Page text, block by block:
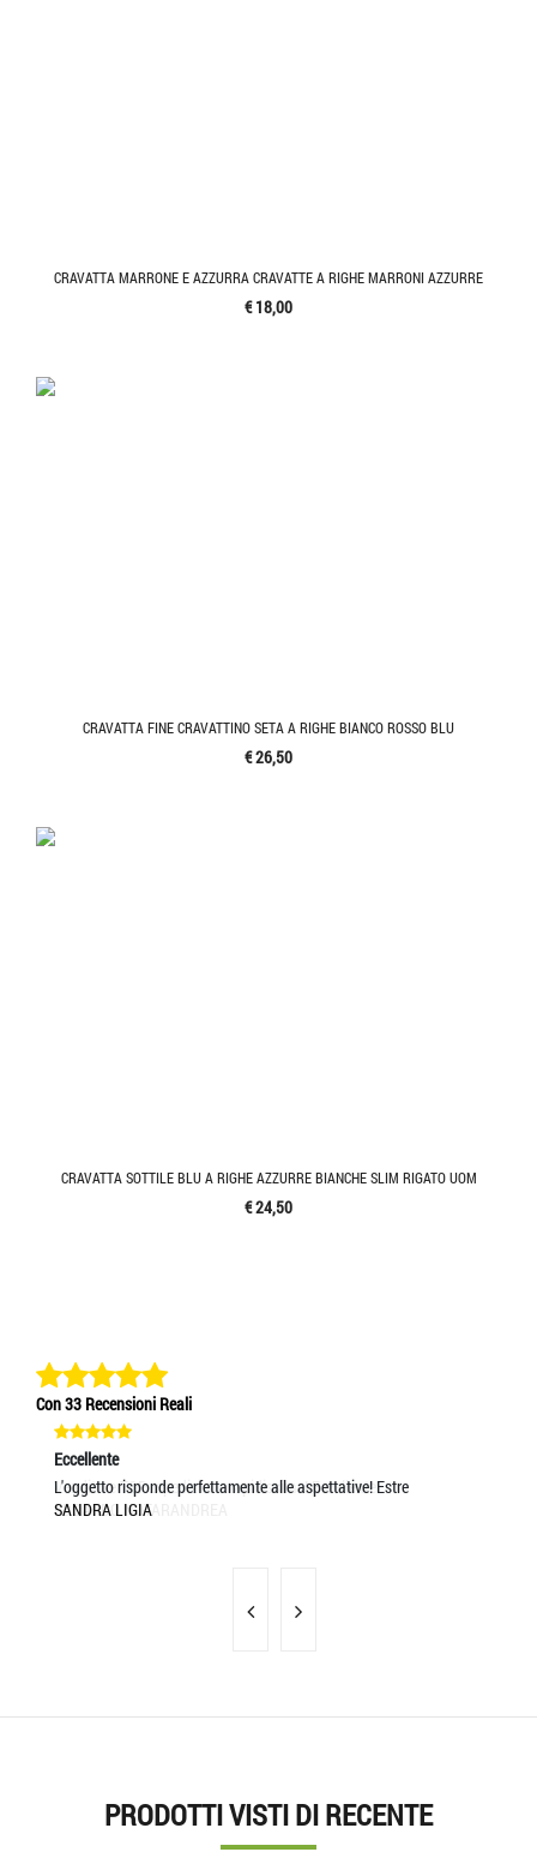
CRAVATTA MARRONE E AZZURRA CRAVATTE A RIGHE MARRONI AZZURRE
€ 18,00
CRAVATTA FINE CRAVATTINO SETA A RIGHE BIANCO ROSSO BLU
€ 26,50
CRAVATTA SOTTILE BLU A RIGHE AZZURRE BIANCHE SLIM RIGATO UOM
€ 24,50
Con 33 Recensioni Reali
Eccellente
Venditore TOP...spedizione rapidissima! Eccellente
EDOARDO NOTARANDREA
Eccellente
L'oggetto risponde perfettamente alle aspettative! Estre
SANDRA LIGIA
PRODOTTI VISTI DI RECENTE